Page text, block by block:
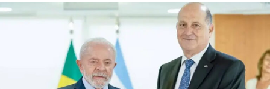
Los mandatarios y las delegaciones. Presidencia de